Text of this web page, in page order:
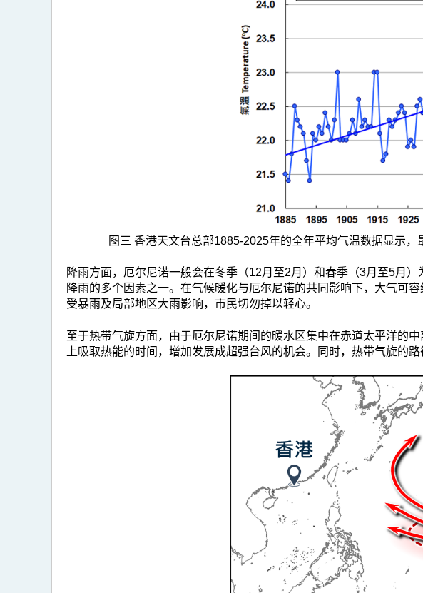
图三 香港天文台总部1885-2025年的全年平均气温数据显示，
降雨方面，厄尔尼诺一般会在冬季（12月至2月）和春季（3月至5月
降雨的多个因素之一。在气候暖化与厄尔尼诺的共同影响下，大气可
受暴雨及局部地区大雨影响，市民切勿掉以轻心。
至于热带气旋方面，由于厄尔尼诺期间的暖水区集中在赤道太平洋的
上吸取热能的时间，增加发展成超强台风的机会。同时，热带气旋的